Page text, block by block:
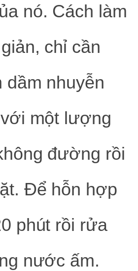
nó. Cách làm
chỉ cần
dầm nhuyễn
một lượng
đường rồi
Để hỗn hợp
phút rồi rửa
nước ấm.